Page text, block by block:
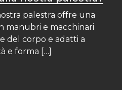
palestra offre una
manubri e macchinari
del corpo e adatti a
e forma […]